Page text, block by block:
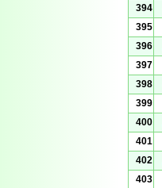
394
395
396
397
398
399
400
401
402
403